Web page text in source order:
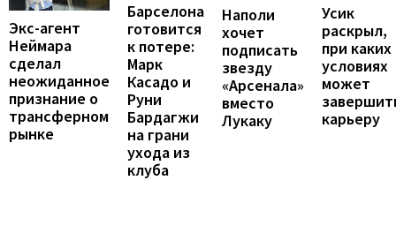
Экс-агент
Неймара
сделал
неожиданное
признание о
трансферном
рынке
Барселона
готовится
к потере:
Марк
Касадо и
Руни
Бардагжи
на грани
ухода из
клуба
Наполи
хочет
подписать
звезду
«Арсенала»
вместо
Лукаку
Усик
раскрыл,
при каких
условиях
может
карьеру